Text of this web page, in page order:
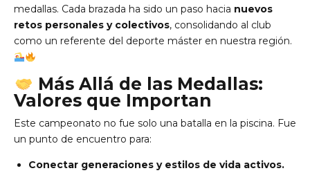
medallas. Cada brazada ha sido un paso hacia nuevos
retos personales y colectivos, consolidando al club
como un referente del deporte máster en nuestra región.
Más Allá de las Medallas:
Valores que Importan
Este campeonato no fue solo una batalla en la piscina. Fue
un punto de encuentro para:
Conectar generaciones y estilos de vida activos.